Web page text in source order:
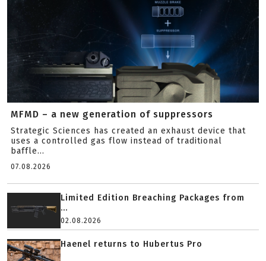
MFMD – a new generation of suppressors
Strategic Sciences has created an exhaust device that
uses a controlled gas flow instead of traditional
baffle...
07.08.2026
Limited Edition Breaching Packages from
...
02.08.2026
Haenel returns to Hubertus Pro